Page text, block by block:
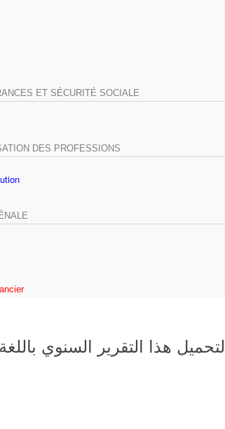
ET SÉCURITÉ SOCIALE
DES PROFESSIONS
لتحميل هذا التقرير السنوي